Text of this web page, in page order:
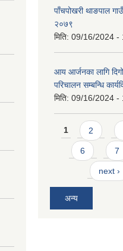
पाँचपोखरी थाङपाल
२०७९
मिति: 09/16/2024 -
आय आर्जनका लागि
परिचालन सम्बन्धि
मिति: 09/16/2024 -
Pages
1 2
6 7
next ›
अन्य